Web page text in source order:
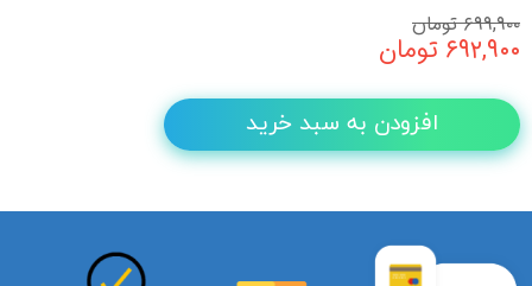
۶۹۹,۹۰۰ تومان
۶۹۲,۹۰۰ تومان
افزودن به سبد خرید